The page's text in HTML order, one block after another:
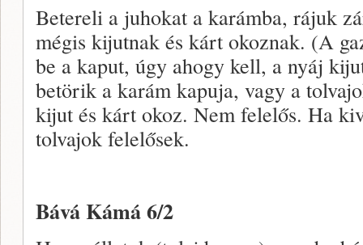
Betereli a juhokat a karámba, rájuk
mégis kijutnak és kárt okoznak. (A
be a kaput, úgy ahogy kell, a nyáj
betörik a karám kapuja, vagy a
kijut és kárt okoz. Nem felelős. Ha
tolvajok felelősek.
Bává Kámá 6/2